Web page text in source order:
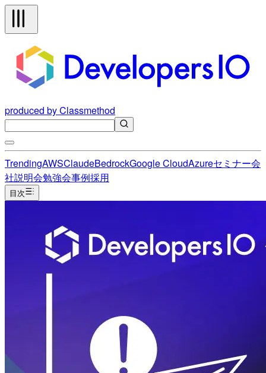
produced by Classmethod
TrendingAWSClaudeBedrockGoogle CloudAzureセミナー会
社説明会勉強会事例採用
目次